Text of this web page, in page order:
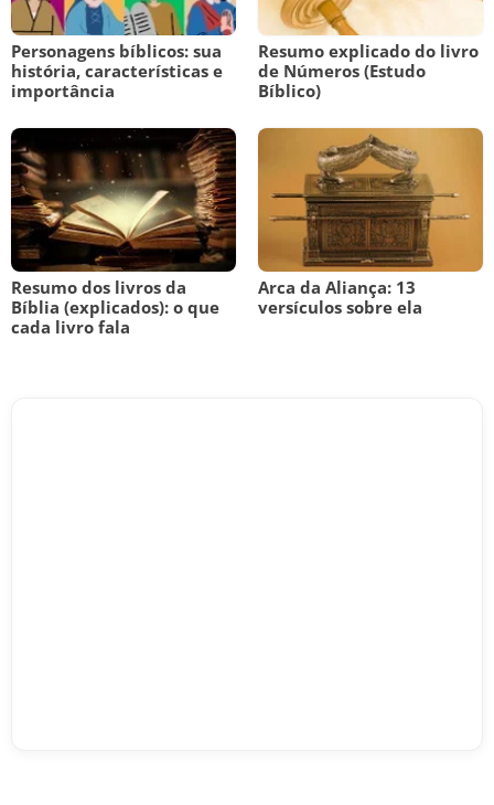
Personagens bíblicos: sua
história, características e
importância
Resumo explicado do livro
de Números (Estudo
Bíblico)
Resumo dos livros da
Bíblia (explicados): o que
cada livro fala
Arca da Aliança: 13
versículos sobre ela